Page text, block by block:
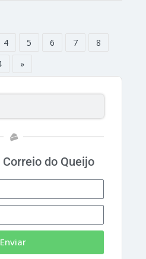
4 5 6 7
8
»
do Queijo
Enviar